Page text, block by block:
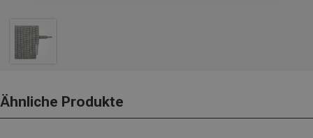
Ähnliche Produkte